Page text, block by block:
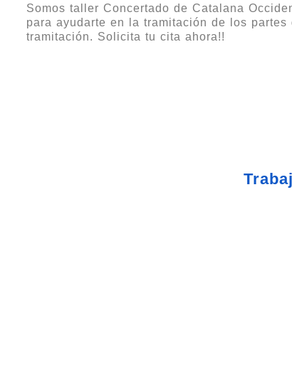
Somos taller Concertado de Catalana
para ayudarte en la tramitación de los
tramitación. Solicita tu cita ahora!!